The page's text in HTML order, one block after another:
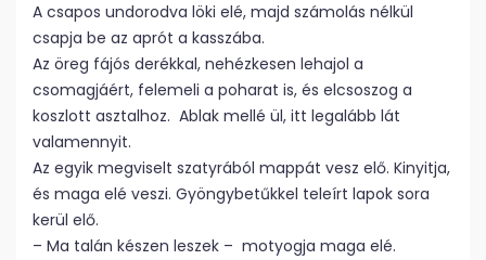
A csapos undorodva löki elé, majd számolás nélkül
csapja be az aprót a kasszába.
Az öreg fájós derékkal, nehézkesen lehajol a
csomagjáért, felemeli a poharat is, és elcsoszog a
koszlott asztalhoz. Ablak mellé ül, itt legalább lát
valamennyit.
Az egyik megviselt szatyrából mappát vesz elő. Kinyitja,
és maga elé veszi. Gyöngybetűkkel teleírt lapok sora
kerül elő.
– Ma talán készen leszek – motyogja maga elé.